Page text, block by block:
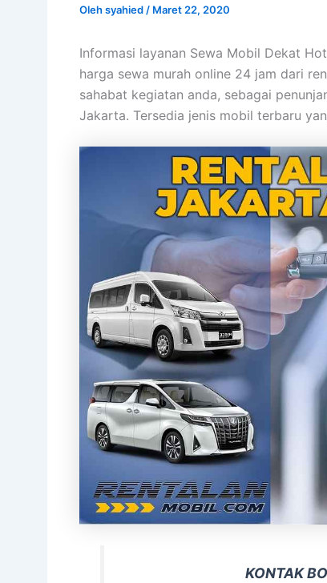
Olehsyahied / Maret 22, 2020
Informasi layanan Sewa Mobil Dekat
harga sewa murah online 24 jam dari
sahabat kegiatan anda, sebagai
Jakarta. Tersedia jenis mobil terbaru
KONTAK